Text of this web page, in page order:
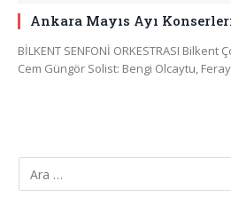
Ankara Mayıs Ayı
BİLKENT SENFONİ ORKESTRASI
Cem Güngör Solist: Bengi Olcaytu,